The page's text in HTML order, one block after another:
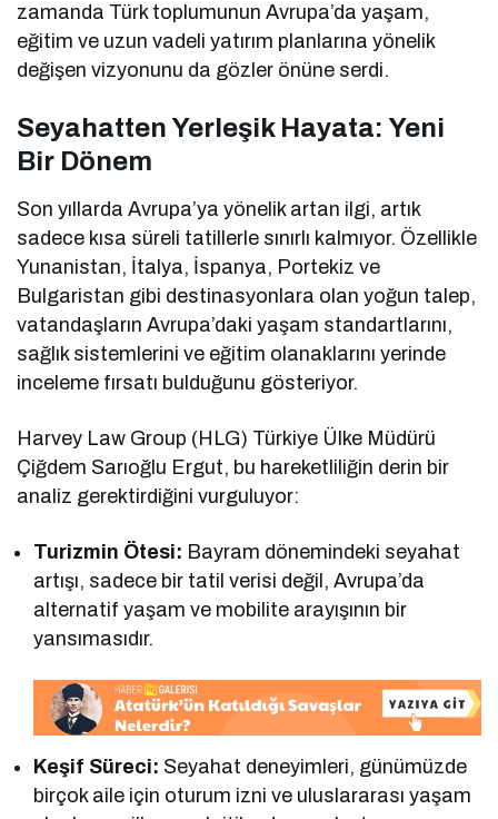
zamanda Türk toplumunun Avrupa’da yaşam,
eğitim ve uzun vadeli yatırım planlarına yönelik
değişen vizyonunu da gözler önüne serdi.
Seyahatten Yerleşik Hayata: Yeni
Bir Dönem
Son yıllarda Avrupa’ya yönelik artan ilgi, artık
sadece kısa süreli tatillerle sınırlı kalmıyor. Özellikle
Yunanistan, İtalya, İspanya, Portekiz ve
Bulgaristan gibi destinasyonlara olan yoğun talep,
vatandaşların Avrupa’daki yaşam standartlarını,
sağlık sistemlerini ve eğitim olanaklarını yerinde
inceleme fırsatı bulduğunu gösteriyor.
Harvey Law Group (HLG) Türkiye Ülke Müdürü
Çiğdem Sarıoğlu Ergut, bu hareketliliğin derin bir
analiz gerektirdiğini vurguluyor:
Turizmin Ötesi: Bayram dönemindeki seyahat
artışı, sadece bir tatil verisi değil, Avrupa’da
alternatif yaşam ve mobilite arayışının bir
yansımasıdır.
Keşif Süreci: Seyahat deneyimleri, günümüzde
birçok aile için oturum izni ve uluslararası yaşam